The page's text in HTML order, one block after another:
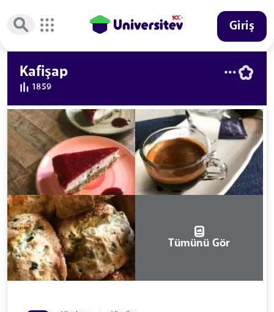
Giriş
Kafişap
1859
Tümünü Gör